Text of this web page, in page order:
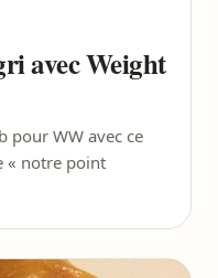
avec Weight
pour WW avec ce
« notre point